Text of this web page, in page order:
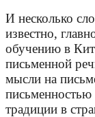
И несколько
известно,
обучению в
письменной
мысли на
традиции в